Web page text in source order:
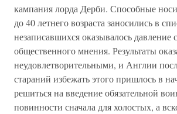
кампания лорда Дерби. Способные
до 40 летнего возраста заносились в
незаписавшихся оказывалось давление
общественного мнения. Результаты
неудовлетворительными, и Англии
стараний избежать этого пришлось в
решиться на введение обязательной
повинности сначала для холостых, а